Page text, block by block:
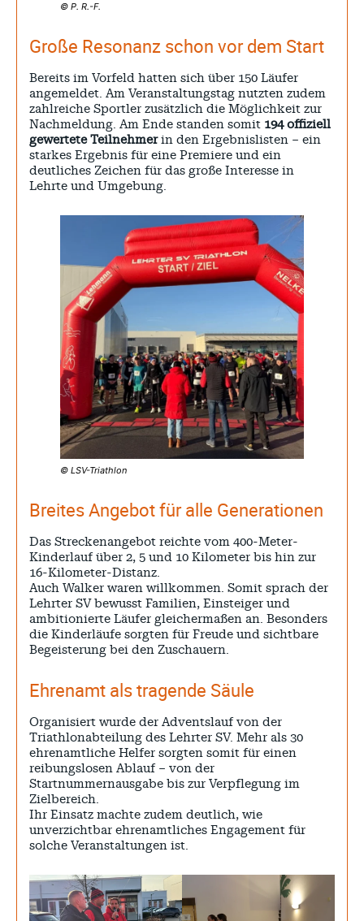
© P. R.-F.
Große Resonanz schon vor dem Start
Bereits im Vorfeld hatten sich über 150 Läufer
angemeldet. Am Veranstaltungstag nutzten zudem
zahlreiche Sportler zusätzlich die Möglichkeit zur
Nachmeldung. Am Ende standen somit 194 offiziell
gewertete Teilnehmerin den Ergebnislisten – ein
starkes Ergebnis für eine Premiere und ein
deutliches Zeichen für das große Interesse in
Lehrte und Umgebung.
© LSV-Triathlon
Breites Angebot für alle Generationen
Das Streckenangebot reichte vom 400-Meter-
Kinderlauf über 2, 5 und 10 Kilometer bis hin zur
16-Kilometer-Distanz.
Auch Walker waren willkommen. Somit sprach der
Lehrter SV bewusst Familien, Einsteiger und
ambitionierte Läufer gleichermaßen an. Besonders
die Kinderläufe sorgten für Freude und sichtbare
Begeisterung bei den Zuschauern.
Ehrenamt als tragende Säule
Organisiert wurde der Adventslauf von der
Triathlonabteilung des Lehrter SV. Mehr als 30
ehrenamtliche Helfer sorgten somit für einen
reibungslosen Ablauf – von der
Startnummernausgabe bis zur Verpflegung im
Zielbereich.
Ihr Einsatz machte zudem deutlich, wie
unverzichtbar ehrenamtliches Engagement für
solche Veranstaltungen ist.